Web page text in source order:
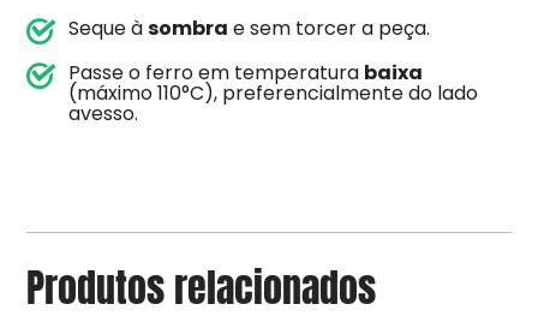
Seque àsombra e sem torcer a peça.
Passe o ferro em temperatura baixa
(máximo 110°C), preferencialmente do lado
avesso.
Produtos relacionados